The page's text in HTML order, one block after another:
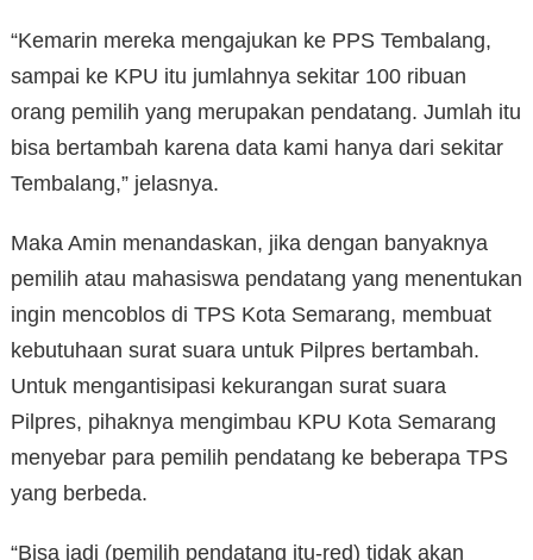
“Kemarin mereka mengajukan ke PPS Tembalang,
sampai ke KPU itu jumlahnya sekitar 100 ribuan
orang pemilih yang merupakan pendatang. Jumlah itu
bisa bertambah karena data kami hanya dari sekitar
Tembalang,” jelasnya.
Maka Amin menandaskan, jika dengan banyaknya
pemilih atau mahasiswa pendatang yang menentukan
ingin mencoblos di TPS Kota Semarang, membuat
kebutuhaan surat suara untuk Pilpres bertambah.
Untuk mengantisipasi kekurangan surat suara
Pilpres, pihaknya mengimbau KPU Kota Semarang
menyebar para pemilih pendatang ke beberapa TPS
yang berbeda.
“Bisa jadi (pemilih pendatang itu-red) tidak akan